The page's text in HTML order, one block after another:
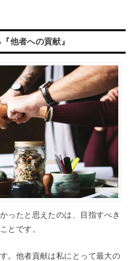
他者への貢献』
ったと思えたのは、目指すべき
とです。
。他者貢献は私にとって最大の